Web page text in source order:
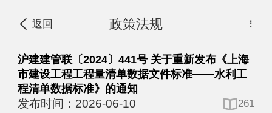
返回 ⋮
政策法规
沪建建管联〔2024〕441号 关于重新发布《上海
市建设工程工程量清单数据文件标准——水利工
程清单数据标准》的通知
发布时间：2026-06-10 261